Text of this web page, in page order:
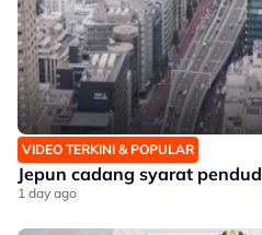
VIDEO TERKINI & POPULAR
Jepun cadang syarat
1 day ago